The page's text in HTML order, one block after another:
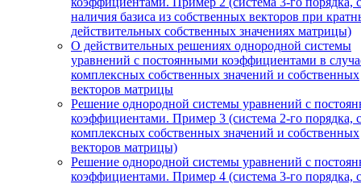
наличия базиса из собственных векторов при
действительных собственных значениях матрицы)
О действительных решениях однородной системы
уравнений с постоянными коэффициентами в
комплексных собственных значений и собственных
векторов матрицы
Решение однородной системы уравнений с
коэффициентами. Пример 3 (система 2-го порядка,
комплексных собственных значений и собственных
векторов матрицы)
Решение однородной системы уравнений с
коэффициентами. Пример 4 (система 3-го порядка,